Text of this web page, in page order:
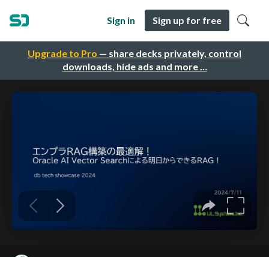
Upgrade to Pro — share decks privately, control
downloads, hide ads and more …
Sign in Sign up for free